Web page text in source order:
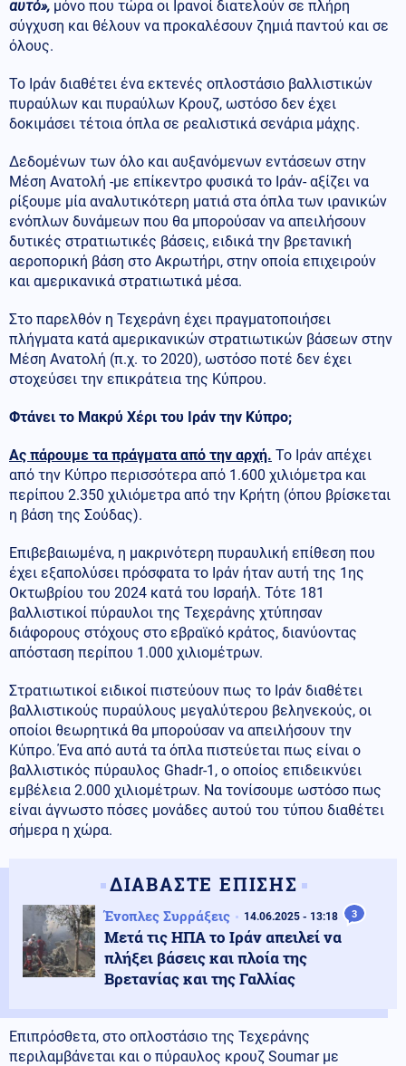
αυτό», μόνο που τώρα οι Ιρανοί διατελούν σε πλήρη
σύγχυση και θέλουν να προκαλέσουν ζημιά παντού και σε
όλους.
Το Ιράν διαθέτει ένα εκτενές οπλοστάσιο βαλλιστικών
πυραύλων και πυραύλων Κρουζ, ωστόσο δεν έχει
δοκιμάσει τέτοια όπλα σε ρεαλιστικά σενάρια μάχης.
Δεδομένων των όλο και αυξανόμενων εντάσεων στην
Μέση Ανατολή -με επίκεντρο φυσικά το Ιράν- αξίζει να
ρίξουμε μία αναλυτικότερη ματιά στα όπλα των ιρανικών
ενόπλων δυνάμεων που θα μπορούσαν να απειλήσουν
δυτικές στρατιωτικές βάσεις, ειδικά την βρετανική
αεροπορική βάση στο Ακρωτήρι, στην οποία επιχειρούν
και αμερικανικά στρατιωτικά μέσα.
Στο παρελθόν η Τεχεράνη έχει πραγματοποιήσει
πλήγματα κατά αμερικανικών στρατιωτικών βάσεων στην
Μέση Ανατολή (π.χ. το 2020), ωστόσο ποτέ δεν έχει
στοχεύσει την επικράτεια της Κύπρου.
Φτάνει το Μακρύ Χέρι του Ιράν την Κύπρο;
Ας πάρουμε τα πράγματα από την αρχή. Το Ιράν απέχει
από την Κύπρο περισσότερα από 1.600 χιλιόμετρα και
περίπου 2.350 χιλιόμετρα από την Κρήτη (όπου βρίσκεται
η βάση της Σούδας).
Επιβεβαιωμένα, η μακρινότερη πυραυλική επίθεση που
έχει εξαπολύσει πρόσφατα το Ιράν ήταν αυτή της 1ης
Οκτωβρίου του 2024 κατά του Ισραήλ. Τότε 181
βαλλιστικοί πύραυλοι της Τεχεράνης χτύπησαν
διάφορους στόχους στο εβραϊκό κράτος, διανύοντας
απόσταση περίπου 1.000 χιλιομέτρων.
Στρατιωτικοί ειδικοί πιστεύουν πως το Ιράν διαθέτει
βαλλιστικούς πυραύλους μεγαλύτερου βεληνεκούς, οι
οποίοι θεωρητικά θα μπορούσαν να απειλήσουν την
Κύπρο. Ένα από αυτά τα όπλα πιστεύεται πως είναι ο
βαλλιστικός πύραυλος Ghadr-1, ο οποίος επιδεικνύει
εμβέλεια 2.000 χιλιομέτρων. Να τονίσουμε ωστόσο πως
είναι άγνωστο πόσες μονάδες αυτού του τύπου διαθέτει
σήμερα η χώρα.
ΔΙΑΒΑΣΤΕ ΕΠΙΣΗΣ
Ένοπλες Συρράξεις 14.06.2025 - 13:18 3
Μετά τις ΗΠΑ το Ιράν απειλεί να
πλήξει βάσεις και πλοία της
Βρετανίας και της Γαλλίας
Επιπρόσθετα, στο οπλοστάσιο της Τεχεράνης
περιλαμβάνεται και ο πύραυλος κρουζ Soumar με